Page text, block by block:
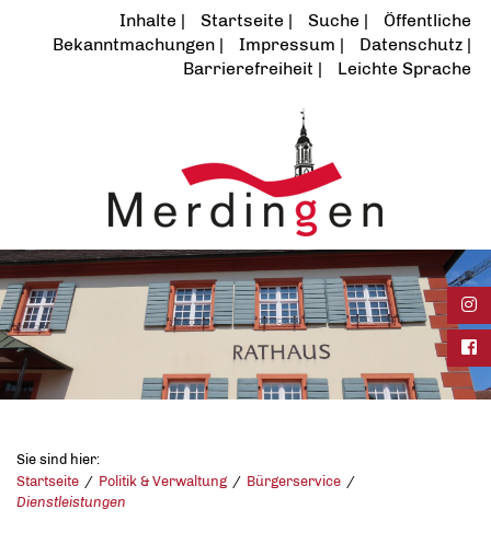
Inhalte Startseite Suche
Öffentliche
Bekanntmachungen
Impressum
Datenschutz
Barrierefreiheit
Leichte Sprache
Sie sind hier:
Startseite
Politik & Verwaltung
Bürgerservice
Dienstleistungen